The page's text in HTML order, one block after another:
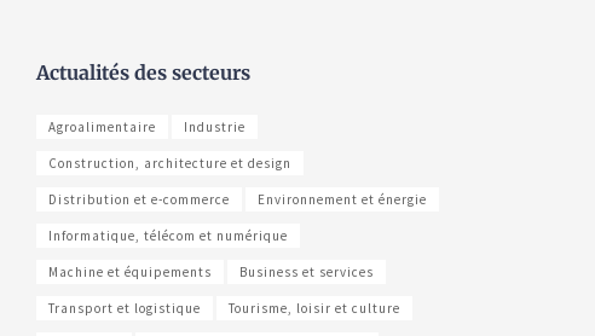
Actualités des secteurs
Agroalimentaire Industrie
Construction, architecture et design
Distribution et e-commerce Environnement et énergie
Informatique, télécom et numérique
Machine et équipements Business et services
Transport et logistique Tourisme, loisir et culture